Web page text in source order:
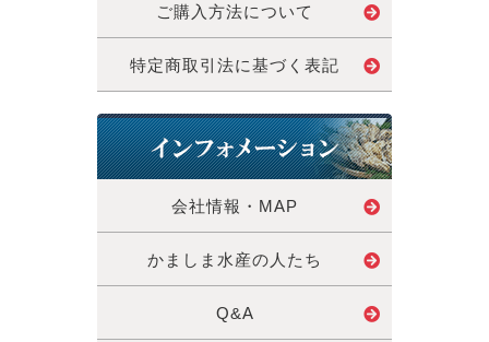
ご購入方法について
特定商取引法に基づく表記
会社情報・MAP
かましま水産の人たち
Q&A